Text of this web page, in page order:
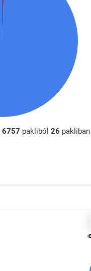
6757 pakliból 26 pakliban